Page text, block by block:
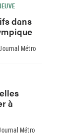
dans
Métro
à
Métro